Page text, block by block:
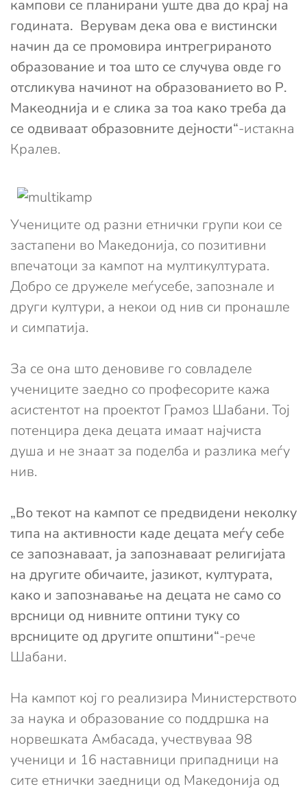
кампови се планирани уште два до крај на
годината. Верувам дека ова е вистински
начин да се промовира интрегрираното
образование и тоа што се случува овде го
отсликува начинот на образованието во Р.
Макеоднија и е слика за тоа како треба да
се одвиваат образовните дејности“-истакна
Кралев.
Учениците од разни етнички групи кои се
застапени во Македонија, со позитивни
впечатоци за кампот на мултикултурата.
Добро се дружеле меѓусебе, запознале и
други култури, а некои од нив си пронашле
и симпатија.
За се она што деновиве го совладеле
учениците заедно со професорите кажа
асистентот на проектот Грамоз Шабани. Тој
потенцира дека децата имаат најчиста
душа и не знаат за поделба и разлика меѓу
нив.
„Во текот на кампот се предвидени неколку
типа на активности каде децата меѓу себе
се запознаваат, ја запознаваат религијата
на другите обичаите, јазикот, културата,
како и запознавање на децата не само со
врсници од нивните оптини туку со
врсниците од другите општини“-рече
Шабани.
На кампот кој го реализира Министерството
за наука и образование со поддршка на
норвешката Амбасада, учествуваа 98
ученици и 16 наставници припадници на
сите етнички заедници од Македонија од